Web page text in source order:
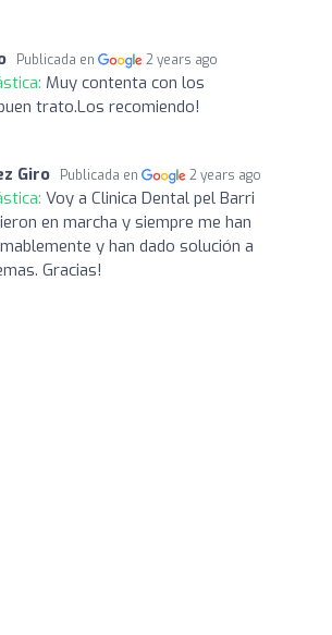
Publicada en 2 years ago
Muy contenta con los
trato.Los recomiendo!
Giro Publicada en 2 years ago
Voy a Clinica Dental pel Barri
en marcha y siempre me han
y han dado solución a
Gracias!